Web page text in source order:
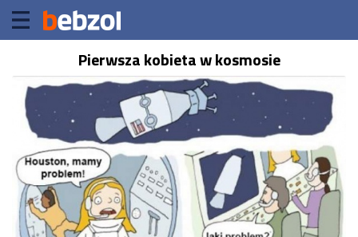
Pierwsza kobieta w kosmosie